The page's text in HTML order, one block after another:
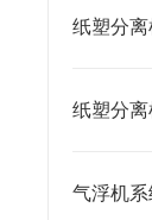
纸塑分
纸塑分离
气浮机